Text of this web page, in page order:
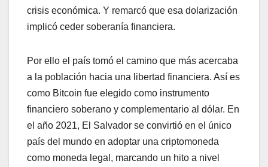
crisis económica. Y remarcó que esa dolarización
implicó ceder soberanía financiera.
Por ello el país tomó el camino que más acercaba
a la población hacia una libertad financiera. Así es
como Bitcoin fue elegido como instrumento
financiero soberano y complementario al dólar. En
el año 2021, El Salvador se convirtió en el único
país del mundo en adoptar una criptomoneda
como moneda legal, marcando un hito a nivel